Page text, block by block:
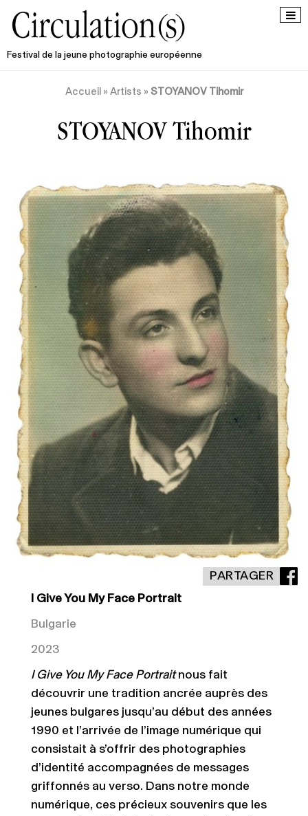
Festival de la jeune photographie européenne
Accueil » Artists » STOYANOV Tihomir
STOYANOV Tihomir
PARTAGER
I Give You My Face Portrait
Bulgarie
2023
I Give You My Face Portraitnous fait
découvrir une tradition ancrée auprès des
jeunes bulgares jusqu’au début des années
1990 et l’arrivée de l’image numérique qui
consistait à s’offrir des photographies
d’identité accompagnées de messages
griffonnés au verso. Dans notre monde
numérique, ces précieux souvenirs que les